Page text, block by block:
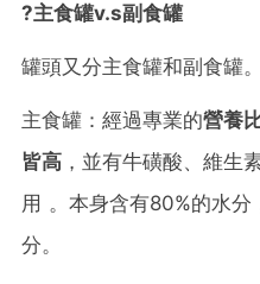
?主食罐v.s副食罐
罐頭又分主食罐和副食罐。
主食罐：經過專業的營養
皆高 ，並有牛磺酸、維生
用 。本身含有80%的水分
分。